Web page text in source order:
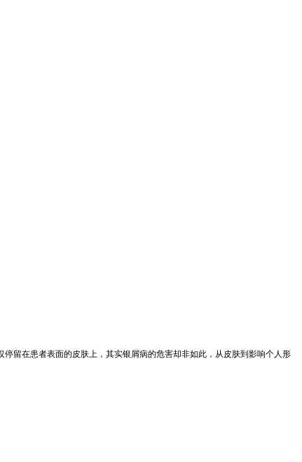
留在患者表面的皮肤上，其实银屑病的危害却非如此，从皮肤到影响个人形